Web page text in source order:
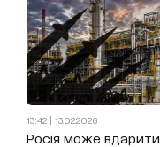
13:42 | 13.02.2026
Росія може вдарити